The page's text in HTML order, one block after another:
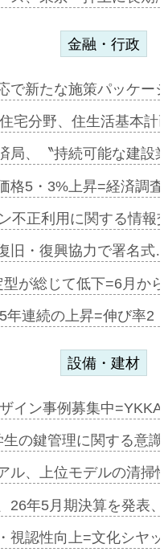
金融・行政
で新たな施策パッケ
宅分野、住生活基本
局、〝持続可能な建
格5・3%上昇=経済調
不正利用に関する情
旧・復興協力で署名
型が総じて低下=6月か
年連続の上昇=伸び率
設備・建材
イン事例募集中
の鍵管理に関する意
ル、上位モデルの清
26年5月期決算を発表
視認性向上=文化シヤ